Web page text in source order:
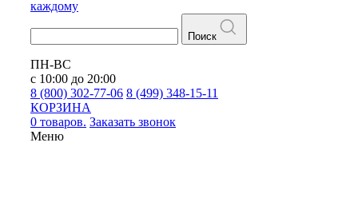
каждому
Поиск
ПН-ВС
с 10:00 до 20:00
8 (800) 302-77-06 8 (499) 348-15-11
КОРЗИНА
0 товаров. Заказать звонок
Меню